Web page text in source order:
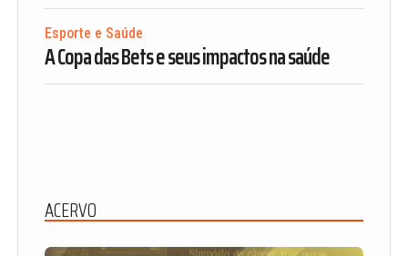
Esporte e Saúde
A Copa das Bets e seus impactos na saúde
ACERVO